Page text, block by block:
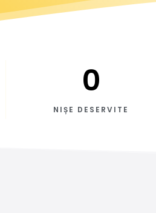
NIȘE DESERVITE
0